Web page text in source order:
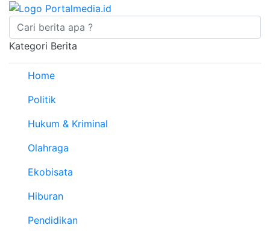
Kategori Berita
Home
Politik
Hukum & Kriminal
Olahraga
Ekobisata
Hiburan
Pendidikan